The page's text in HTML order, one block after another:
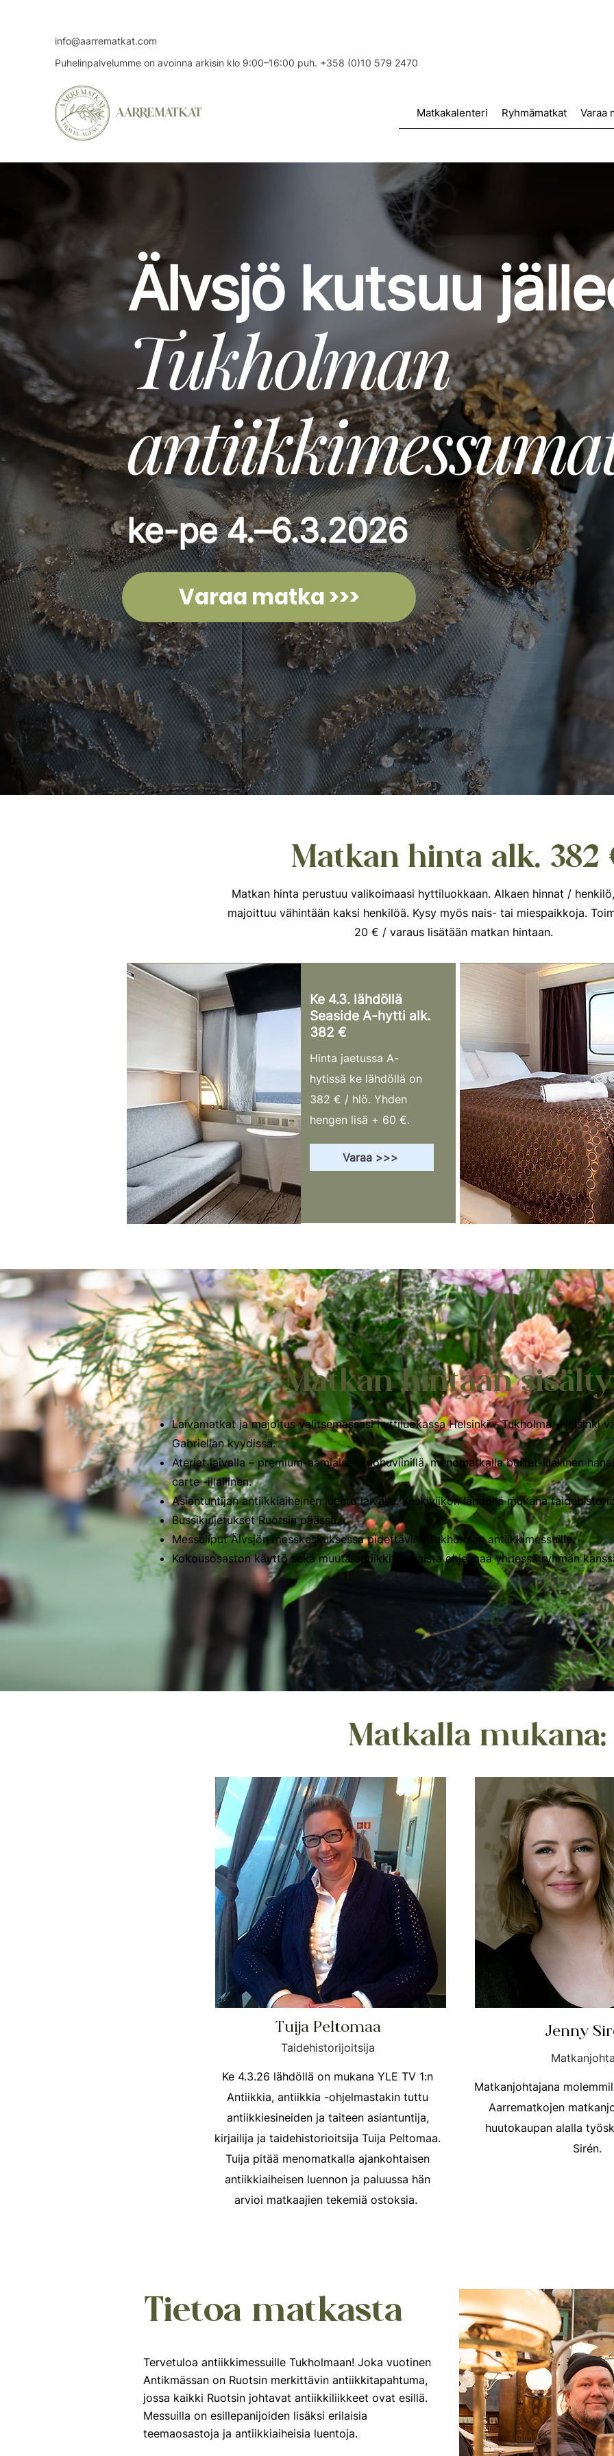
info@aarrematkat.com
Puhelinpalvelumme on avoinna arkisin klo 9:00–16:00 puh. +358 (0)10 579 2470
AARREMATKAT Matkakalenteri Ryhmämatkat Varaa
Älvsjökutsuu
Tukholman
ke-pe 4.–6.3.2026
Varaa matka >>>
Matkan hinta alk. 382
Matkan hinta perustuu valikoimaasi hyttiluokkaan. Alkaen hinnat /
majoittuu vähintään kaksi henkilöä. Kysy myös nais- tai miespaikkoja.
20 € / varaus lisätään matkan hintaan.
Ke 4.3. lähdöllä
Seaside A-hytti alk.
382 €
Hinta jaetussa A-
hytissä ke lähdöllä on
382 € / hlö. Yhden
hengen lisä + 60 €.
Varaa >>>
Laivamatkat ja majoitus valitsemassasi hyttiluokassa Helsinki – Tukholma -Helsinki
Gabriellan kyydissä.
Ateriat laivalla – premium-aamiaiset kuohuviinillä, menomatkalla buffet-illallinen
carte -illallinen.
Asiantuntijan antiikkiaiheinen luento laivalla. Keskiviikon lähdöllä mukana
Bussikuljetukset Ruotsin päässä.
Messuliput Älvsjön messkeskuksessa pidettäville Tukholman antiikkimessuille.
Kokousosaston käyttö sekä muuta antiikkiteemaista ohjelmaa yhdessä ryhmän
Matkan hintaan
Matkalla mukana:
Tuija Peltomaa
Taidehistorijoitsija
Ke 4.3.26 lähdöllä on mukana YLE TV 1:n
Antiikkia, antiikkia -ohjelmastakin tuttu
antiikkiesineiden ja taiteen asiantuntija,
kirjailija ja taidehistorioitsija Tuija Peltomaa.
Tuija pitää menomatkalla ajankohtaisen
antiikkiaiheisen luennon ja paluussa hän
arvioi matkaajien tekemiä ostoksia.
Jenny
Matkanjohtajana
Aarrematkojen
huutokaupan alalla
Sirén.
Tietoa matkasta
Tervetuloa antiikkimessuille Tukholmaan! Joka vuotinen
Antikmässan on Ruotsin merkittävin antiikkitapahtuma,
jossa kaikki Ruotsin johtavat antiikkiliikkeet ovat esillä.
Messuilla on esillepanijoiden lisäksi erilaisia
teemaosastoja ja antiikkiaiheisia luentoja.